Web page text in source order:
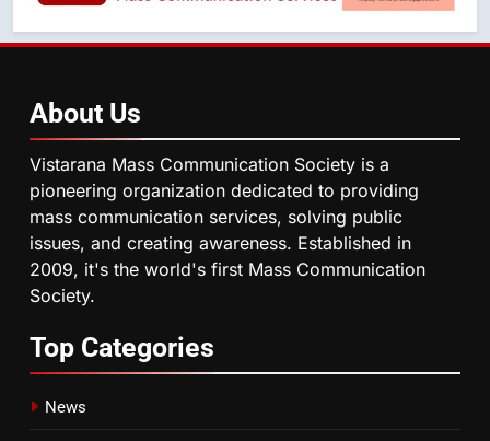
About Us
Vistarana Mass Communication Society is a
pioneering organization dedicated to providing
mass communication services, solving public
issues, and creating awareness. Established in
2009, it's the world's first Mass Communication
Society.
Top Categories
News